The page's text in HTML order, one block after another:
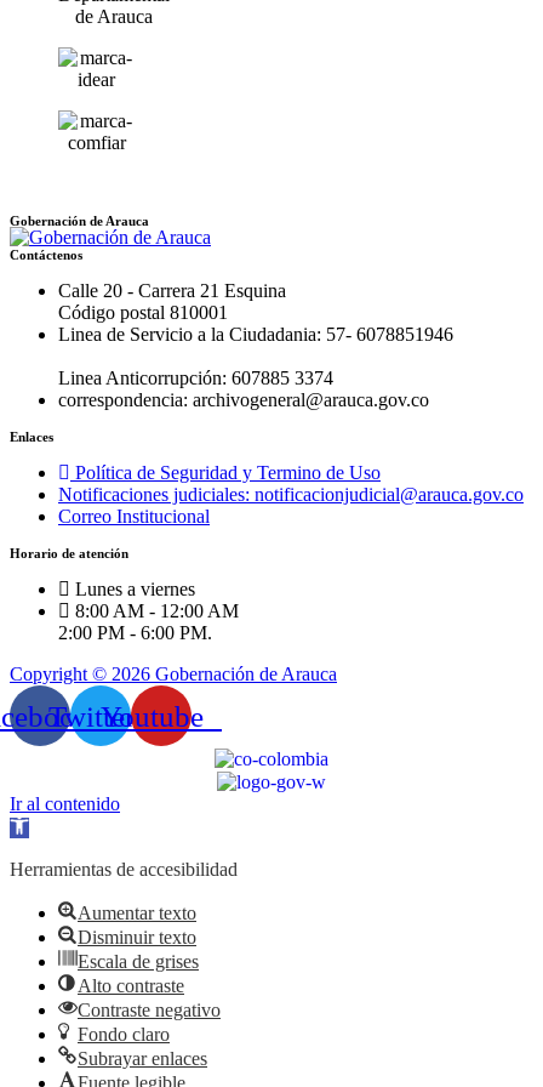
Gobernación de Arauca
Contáctenos
Calle 20 - Carrera 21 Esquina
Código postal 810001
Linea de Servicio a la Ciudadania: 57- 6078851946
Linea Anticorrupción: 607885 3374
correspondencia: archivogeneral@arauca.gov.co
Enlaces
Política de Seguridad y Termino de Uso
Notificaciones judiciales: notificacionjudicial@arauca.gov.co
Correo Institucional
Horario de atención
Lunes a viernes
8:00 AM - 12:00 AM
2:00 PM - 6:00 PM.
Copyright © 2026 Gobernación de Arauca
TwitterYoutube
Ir al contenido
Abrir
de
Herramientas de accesibilidad
Aumentar texto
Disminuir texto
Escala de grises
Alto contraste
Contraste negativo
Fondo claro
Subrayar enlaces